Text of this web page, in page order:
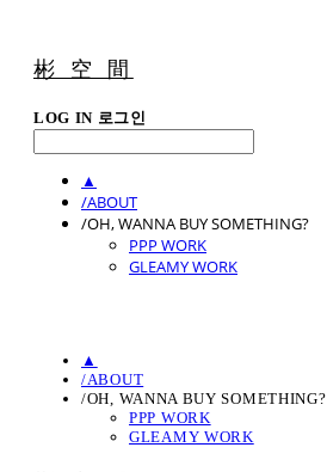
彬 空 間
LOG IN 로그인
▲
/ABOUT
/OH, WANNA BUY SOMETHING?
PPP WORK
GLEAMY WORK
▲
/ABOUT
/OH, WANNA BUY SOMETHING?
PPP WORK
GLEAMY WORK